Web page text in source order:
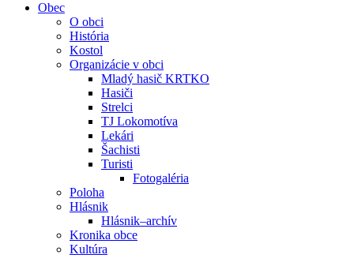
Obec
O obci
História
Kostol
Organizácie v obci
Mladý hasič KRTKO
Hasiči
Strelci
TJ Lokomotíva
Lekári
Šachisti
Turisti
Fotogaléria
Poloha
Hlásnik
Hlásnik–archív
Kronika obce
Kultúra